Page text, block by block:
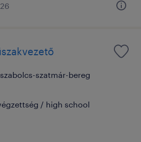
szatmár-bereg
/ high school